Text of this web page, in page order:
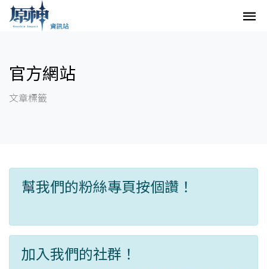
官方網站
文章標籤
幫我們的粉絲專頁按個讚！
加入我們的社群！